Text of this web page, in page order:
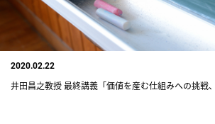
2020.02.22
井田昌之教授 最終講義「価値を産む仕組みへの挑戦